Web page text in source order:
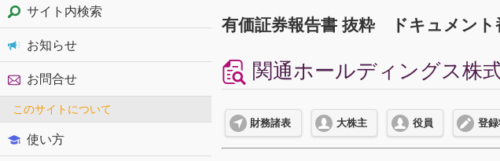
有価証券報告書 抜粋 ドキュメン
関通ホールディングス株
財務諸表 大株主 役員 登
サイト内検索
お知らせ
お問合せ
このサイトについて
使い方